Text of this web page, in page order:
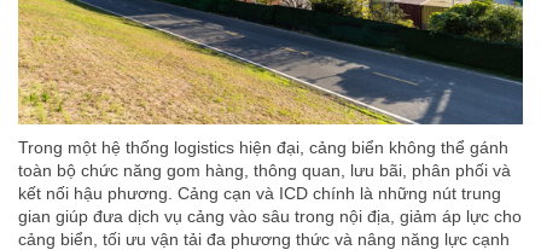
Trong một hệ thống logistics hiện đại, cảng biển không thể gánh
toàn bộ chức năng gom hàng, thông quan, lưu bãi, phân phối và
kết nối hậu phương. Cảng cạn và ICD chính là những nút trung
gian giúp đưa dịch vụ cảng vào sâu trong nội địa, giảm áp lực cho
cảng biển, tối ưu vận tải đa phương thức và nâng năng lực cạnh